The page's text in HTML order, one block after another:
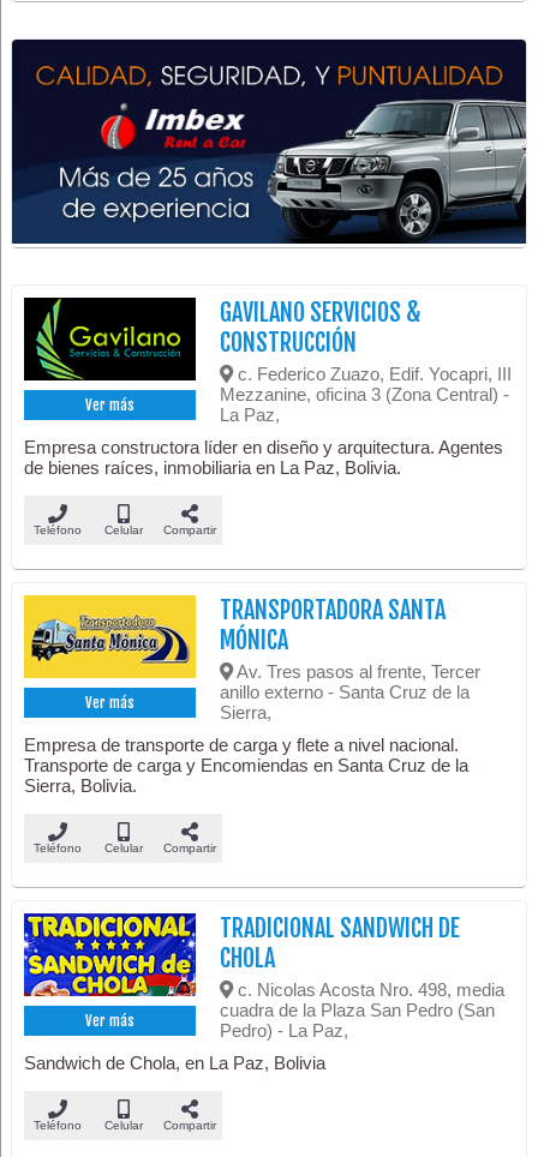
Ver más
GAVILANO SERVICIOS &
CONSTRUCCIÓN
c. Federico Zuazo, Edif. Yocapri, III
Mezzanine, oficina 3 (Zona Central) -
La Paz,
Empresa constructora líder en diseño y arquitectura. Agentes
de bienes raíces, inmobiliaria en La Paz, Bolivia.
Teléfono Celular Compartir
Ver más
TRANSPORTADORA SANTA
MÓNICA
Av. Tres pasos al frente, Tercer
anillo externo - Santa Cruz de la
Sierra,
Empresa de transporte de carga y flete a nivel nacional.
Transporte de carga y Encomiendas en Santa Cruz de la
Sierra, Bolivia.
Teléfono Celular Compartir
Ver más
TRADICIONAL SANDWICH DE
CHOLA
c. Nicolas Acosta Nro. 498, media
cuadra de la Plaza San Pedro (San
Pedro) - La Paz,
Sandwich de Chola, en La Paz, Bolivia
Teléfono Celular Compartir